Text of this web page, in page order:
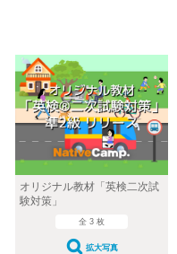
オリジナル教材「英検二次試
験対策」
全 3 枚
拡大写真